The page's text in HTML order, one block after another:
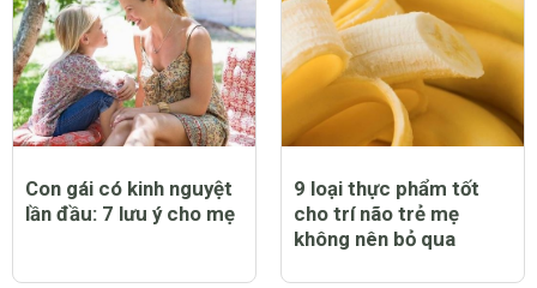
Con gái có kinh nguyệt
lần đầu: 7 lưu ý cho mẹ
9 loại thực phẩm tốt
cho trí não trẻ mẹ
không nên bỏ qua